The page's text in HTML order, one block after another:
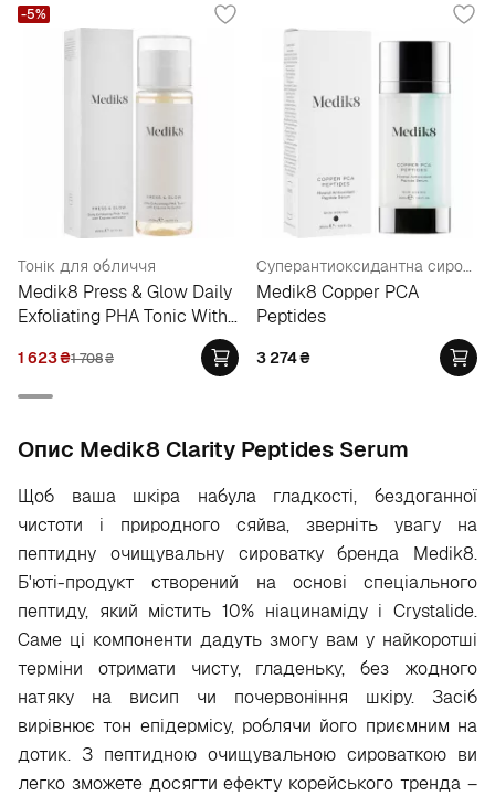
Тонік для обличчя
Medik8 Press & Glow Daily
Exfoliating PHA Tonic With
1 623₴1 708₴
-5%
Суперантиоксидантна сироватка проти старіння
Medik8 Copper PCA
Peptides
3 274₴
Опис Medik8 Clarity Peptides Serum
Щоб ваша шкіра набула гладкості, бездоганної
чистоти і природного сяйва, зверніть увагу на
пептидну очищувальну сироватку бренда Medik8.
Б'юті-продукт створений на основі спеціального
пептиду, який містить 10% ніацинаміду і Crystalide.
Саме ці компоненти дадуть змогу вам у найкоротші
терміни отримати чисту, гладеньку, без жодного
натяку на висип чи почервоніння шкіру. Засіб
вирівнює тон епідермісу, роблячи його приємним на
дотик. З пептидною очищувальною сироваткою ви
легко зможете досягти ефекту корейського тренда –